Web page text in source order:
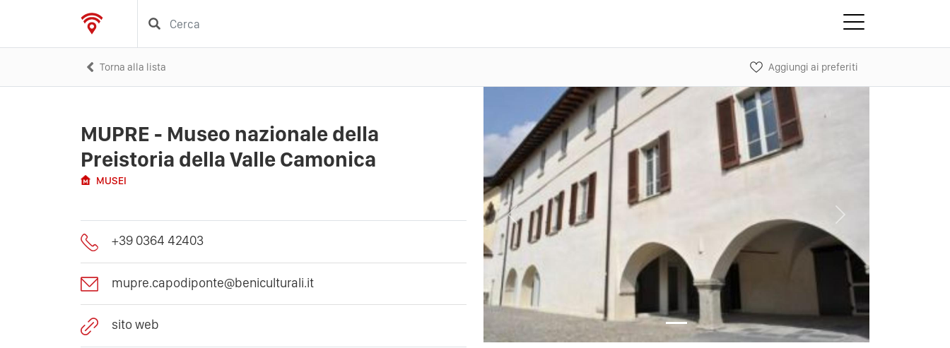
Torna alla lista Aggiungi ai preferiti
MUPRE - Museo nazionale della
Preistoria della Valle Camonica
MUSEI
+39 0364 42403
mupre.capodiponte@beniculturali.it
sito web
Previous Next